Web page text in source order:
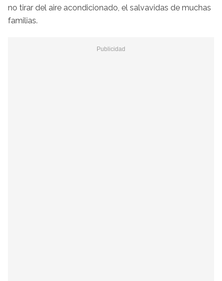
no tirar del aire acondicionado, el salvavidas de muchas
familias.